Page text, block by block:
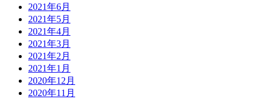
2021年6月
2021年5月
2021年4月
2021年3月
2021年2月
2021年1月
2020年12月
2020年11月